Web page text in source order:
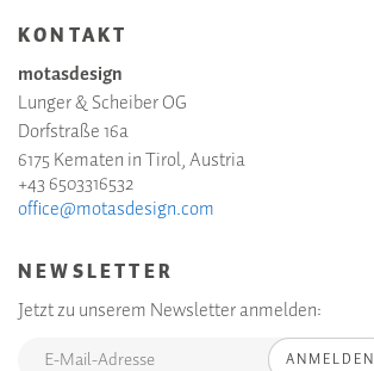
KONTAKT
motasdesign
Lunger & Scheiber OG
Dorfstraße 16a
6175 Kematen in Tirol, Austria
+43 6503316532
office@motasdesign.com
NEWSLETTER
Jetzt zu unserem Newsletter anmelden:
ANMELDEN